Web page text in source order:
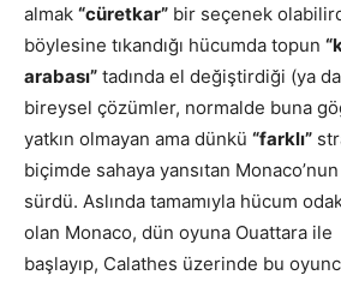
almak “cüretkar” bir seçenek
böylesine tıkandığı hücumda topun
arabası” tadında el değiştirdiği (ya
bireysel çözümler, normalde buna
yatkın olmayan ama dünkü “farklı”
biçimde sahaya yansıtan
sürdü. Aslında tamamıyla hücum
olan Monaco, dün oyuna Ouattara ile
başlayıp, Calathes üzerinde bu